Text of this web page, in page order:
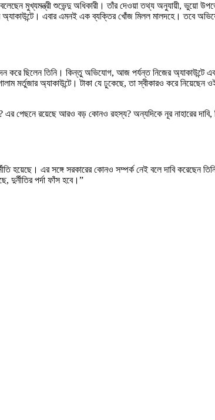
বলেছেন মুখ্যমন্ত্রী শুভেন্দু অধিকারী। তাঁর দেওয়া তথ্য অনুযায়ী, ভুয়ো
অ্যাকাউন্টে। এবার এমনই এক ব্যক্তির খোঁজ মিলল মালদহে।
করে ছিলেন তিনি। কিন্তু অভিযোগ, আজ পর্যন্ত নিজের অ্যাকাউন্টে
অ্যাকাউন্টে। টাকা যে ঢুকেছে, তা স্বীকারও করে নিয়েছেন
পেছনে রয়েছে আরও বড় কোনও রহস্য? অন্যদিকে নূর নাহারের দাবি,
হয়েছে। এর সঙ্গে সরকারের কোনও সম্পর্ক নেই বলে দাবি করেছেন
দুর্নীতির পর্দা ফাঁস হবে।”